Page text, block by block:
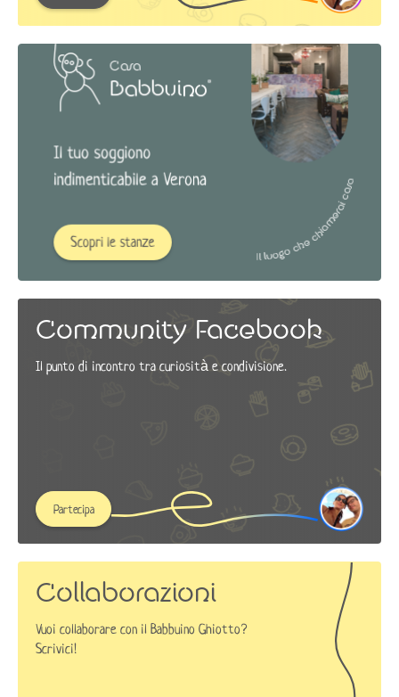
Community Facebook
Il punto di incontro tra curiosità e condivisione.
Partecipa
Collaborazioni
Vuoi collaborare con il Babbuino Ghiotto?
Scrivici!